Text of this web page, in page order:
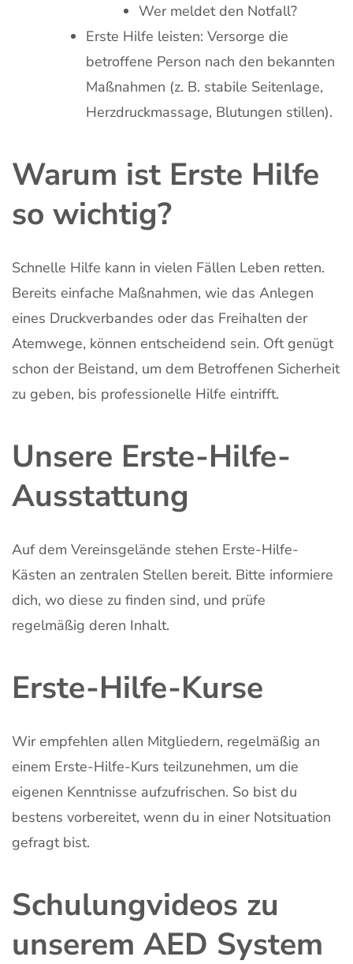
Wer meldet den Notfall?
Erste Hilfe leisten: Versorge die
betroffene Person nach den bekannten
Maßnahmen (z. B. stabile Seitenlage,
Herzdruckmassage, Blutungen stillen).
Warum ist Erste Hilfe
so wichtig?
Schnelle Hilfe kann in vielen Fällen Leben retten.
Bereits einfache Maßnahmen, wie das Anlegen
eines Druckverbandes oder das Freihalten der
Atemwege, können entscheidend sein. Oft genügt
schon der Beistand, um dem Betroffenen Sicherheit
zu geben, bis professionelle Hilfe eintrifft.
Unsere Erste-Hilfe-
Ausstattung
Auf dem Vereinsgelände stehen Erste-Hilfe-
Kästen an zentralen Stellen bereit. Bitte informiere
dich, wo diese zu finden sind, und prüfe
regelmäßig deren Inhalt.
Erste-Hilfe-Kurse
Wir empfehlen allen Mitgliedern, regelmäßig an
einem Erste-Hilfe-Kurs teilzunehmen, um die
eigenen Kenntnisse aufzufrischen. So bist du
bestens vorbereitet, wenn du in einer Notsituation
gefragt bist.
Schulungvideos zu
unserem AED System